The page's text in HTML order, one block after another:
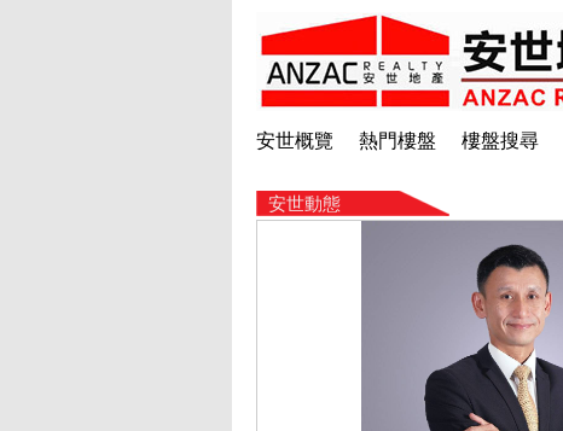
安世概覽 熱門樓盤 樓盤搜尋
安世動態